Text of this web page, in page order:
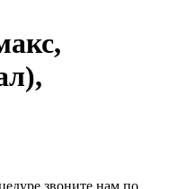
звоните нам по